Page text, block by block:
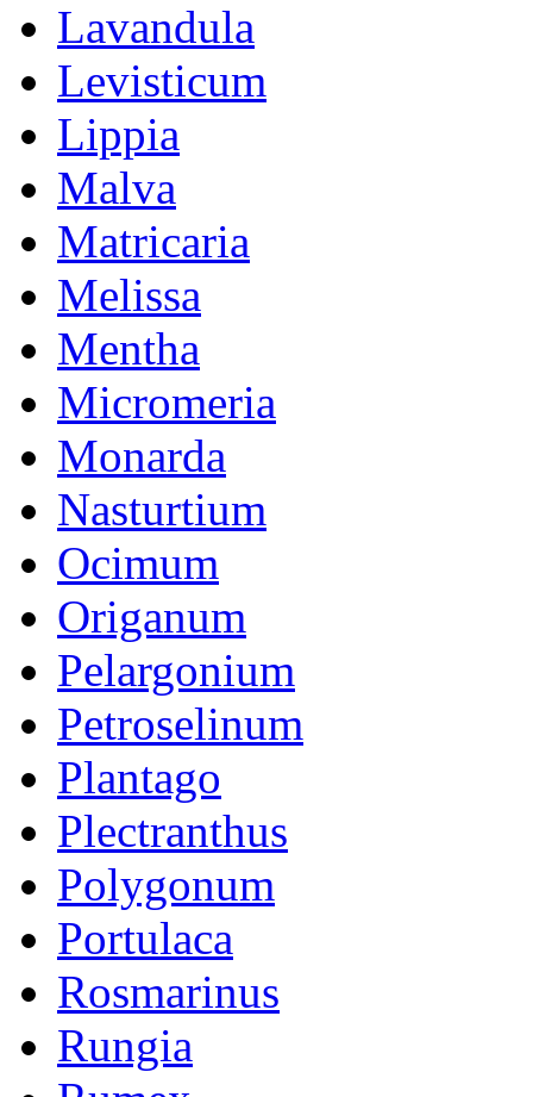
Lavandula
Levisticum
Lippia
Malva
Matricaria
Melissa
Mentha
Micromeria
Monarda
Nasturtium
Ocimum
Origanum
Pelargonium
Petroselinum
Plantago
Plectranthus
Polygonum
Portulaca
Rosmarinus
Rungia